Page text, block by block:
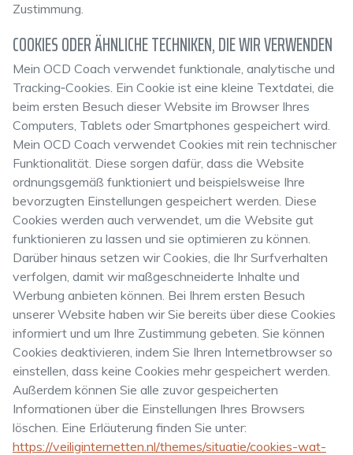
Zustimmung.
COOKIES ODER ÄHNLICHE TECHNIKEN, DIE WIR VERWENDEN
Mein OCD Coach verwendet funktionale, analytische und
Tracking‑Cookies. Ein Cookie ist eine kleine Textdatei, die
beim ersten Besuch dieser Website im Browser Ihres
Computers, Tablets oder Smartphones gespeichert wird.
Mein OCD Coach verwendet Cookies mit rein technischer
Funktionalität. Diese sorgen dafür, dass die Website
ordnungsgemäß funktioniert und beispielsweise Ihre
bevorzugten Einstellungen gespeichert werden. Diese
Cookies werden auch verwendet, um die Website gut
funktionieren zu lassen und sie optimieren zu können.
Darüber hinaus setzen wir Cookies, die Ihr Surfverhalten
verfolgen, damit wir maßgeschneiderte Inhalte und
Werbung anbieten können. Bei Ihrem ersten Besuch
unserer Website haben wir Sie bereits über diese Cookies
informiert und um Ihre Zustimmung gebeten. Sie können
Cookies deaktivieren, indem Sie Ihren Internetbrowser so
einstellen, dass keine Cookies mehr gespeichert werden.
Außerdem können Sie alle zuvor gespeicherten
Informationen über die Einstellungen Ihres Browsers
löschen. Eine Erläuterung finden Sie unter:
https://veiliginternetten.nl/themes/situatie/cookies-wat-